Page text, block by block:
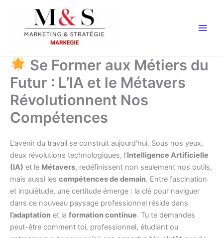
contenu
Se Former aux Métiers du
Futur : L’IA et le Métavers
Révolutionnent Nos
Compétences
L’avenir du travail se construit aujourd’hui. Sous nos yeux,
deux révolutions technologiques, l’Intelligence Artificielle
(IA) et le Métavers, redéfinissent non seulement nos outils,
mais aussi les compétences de demain. Entre fascination
et inquiétude, une certitude émerge : la clé pour naviguer
dans ce nouveau paysage professionnel réside dans
l’adaptation et la formation continue. Tu te demandes
peut-être comment toi, professionnel, étudiant ou